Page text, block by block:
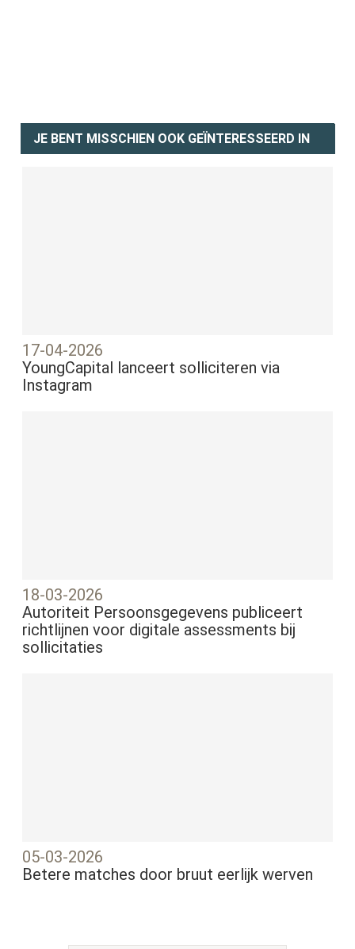
JE BENT MISSCHIEN OOK GEÏNTERESSEERD IN
17-04-2026
YoungCapital lanceert solliciteren via
Instagram
18-03-2026
Autoriteit Persoonsgegevens publiceert
richtlijnen voor digitale assessments bij
sollicitaties
05-03-2026
Betere matches door bruut eerlijk werven